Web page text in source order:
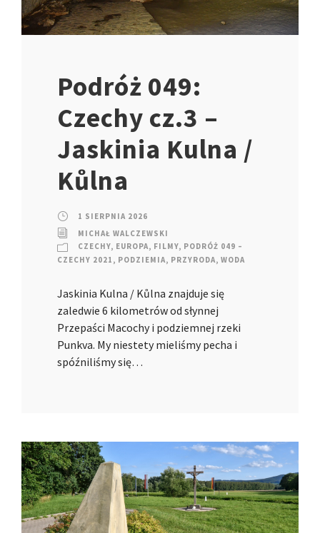
Podróż 049:
Czechy cz.3 –
Jaskinia Kulna /
Kůlna
1 SIERPNIA 2026
MICHAŁ WALCZEWSKI
CZECHY, EUROPA, FILMY, PODRÓŻ 049 –
CZECHY 2021 , PODZIEMIA, PRZYRODA, WODA
Jaskinia Kulna / Kůlna znajduje się
zaledwie 6 kilometrów od słynnej
Przepaści Macochy i podziemnej rzeki
Punkva. My niestety mieliśmy pecha i
spóźniliśmy się…